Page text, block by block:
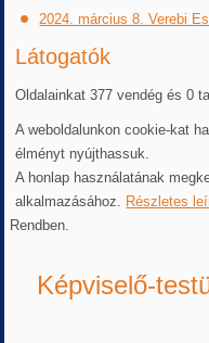
2024. március 8. Verebi
Látogatók
Oldalainkat 377 vendég és 0
A weboldalunkon cookie-kat
élményt nyújthassuk.
A honlap használatának
alkalmazásához. Részletes
Rendben.
Képviselő-